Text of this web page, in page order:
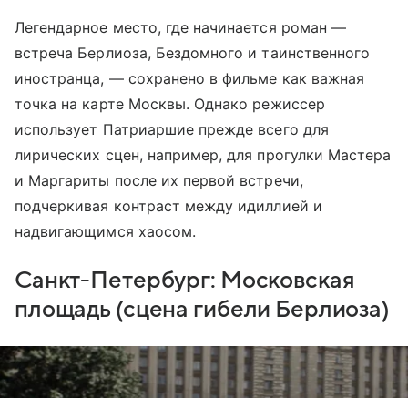
Легендарное место, где начинается роман —
встреча Берлиоза, Бездомного и таинственного
иностранца, — сохранено в фильме как важная
точка на карте Москвы. Однако режиссер
использует Патриаршие прежде всего для
лирических сцен, например, для прогулки Мастера
и Маргариты после их первой встречи,
подчеркивая контраст между идиллией и
надвигающимся хаосом.
Санкт-Петербург: Московская
площадь (сцена гибели Берлиоза)